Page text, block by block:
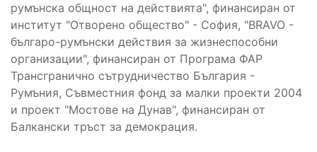
румънска общност на действията", финансиран от
институт "Отворено общество" - София, "BRAVO -
българо-румънски действия за жизнеспособни
организации", финансиран от Програма ФАР
Трансгранично сътрудничество България -
Румъния, Съвместния фонд за малки проекти 2004
и проект "Мостове на Дунав", финансиран от
Балкански тръст за демокрация.